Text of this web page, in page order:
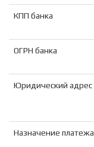
КПП банка
ОГРН банка
Юридический адрес
Назначение платежа